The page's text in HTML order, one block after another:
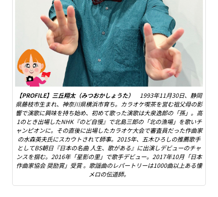
【PROFILE】三丘翔太（みつおかしょうた）
1993年11月30日、静岡
県藤枝市生まれ、神奈川県横浜市育ち。カラオケ喫茶を営む祖父母の影
響で演歌に興味を持ち始め、初めて歌った演歌は大泉逸郎の「孫」。高
1のとき出場したNHK『のど自慢』で北島三郎の「北の漁場」を歌いチ
ャンピオンに。その直後に出場したカラオケ大会で審査員だった作曲家
の水森英夫氏にスカウトされて師事。2015年、五木ひろしの推薦歌手
としてBS朝日『日本の名曲 人生、歌がある』に出演しデビューのチャ
ンスを掴む。2016年「星影の里」で歌手デビュー。2017年10月「日本
作曲家協会 奨励賞」受賞 。歌謡曲のレパートリーは1000曲以上ある懐
メロの伝道師。